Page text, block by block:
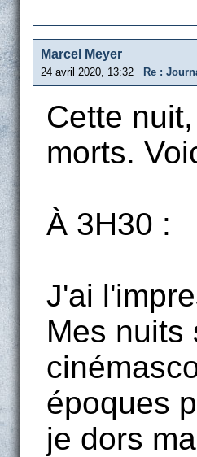
Marcel Meyer
24 avril 2020, 13:32 Re :
Cette
morts.
À 3H30 :
J'ai
Mes nuits
époques
je dors